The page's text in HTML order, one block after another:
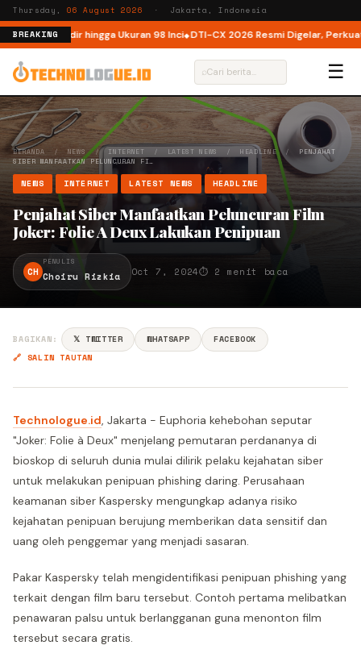
Thursday,06 August 2026 · Jakarta, Indonesia
BREAKING
Kini Hadir hingga Ukuran 98 Inci DTI-CX 2026 Resmi Digelar, Perkuat
⌕ ☰
BERANDA / NEWS/ INTERNET / LATEST NEWS /HEADLINE/ PENJAHAT
SIBER MANFAATKAN PELUNCURAN FI…
NEWS INTERNET LATEST NEWS HEADLINE
Penjahat Siber Manfaatkan Peluncuran Film
Joker: Folie A Deux Lakukan Penipuan
CH
PENULIS
Choiru Rizkia Oct 7, 2024⏱ 2 menit baca
BAGIKAN: 𝕏 TWITTER WHATSAPP
FACEBOOK
🔗 SALIN TAUTAN
Technologue.id, Jakarta - Euphoria kehebohan seputar
"Joker: Folie à Deux" menjelang pemutaran perdananya di
bioskop di seluruh dunia mulai dilirik pelaku kejahatan siber
untuk melakukan penipuan phishing daring. Perusahaan
keamanan siber Kaspersky mengungkap adanya risiko
kejahatan penipuan berujung memberikan data sensitif dan
uang oleh penggemar yang menjadi sasaran.
Pakar Kaspersky telah mengidentifikasi penipuan phishing yang
terkait dengan film baru tersebut. Contoh pertama melibatkan
penawaran palsu untuk berlangganan guna menonton film
tersebut secara gratis.